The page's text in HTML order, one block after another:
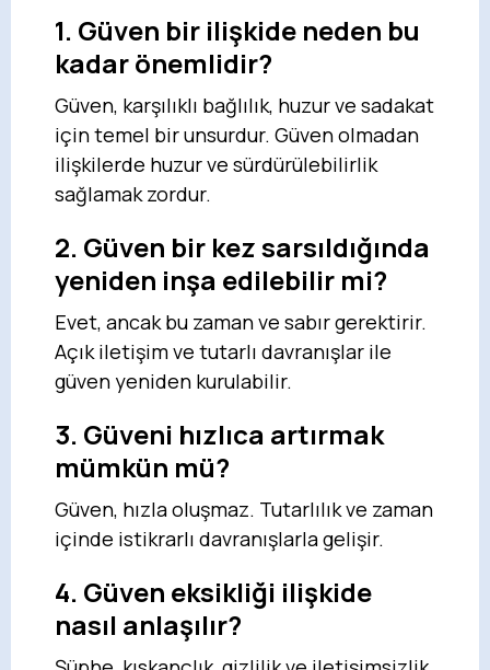
1. Güven bir ilişkide neden bu
kadar önemlidir?
Güven, karşılıklı bağlılık, huzur ve sadakat
için temel bir unsurdur. Güven olmadan
ilişkilerde huzur ve sürdürülebilirlik
sağlamak zordur.
2. Güven bir kez sarsıldığında
yeniden inşa edilebilir mi?
Evet, ancak bu zaman ve sabır gerektirir.
Açık iletişim ve tutarlı davranışlar ile
güven yeniden kurulabilir.
3. Güveni hızlıca artırmak
mümkün mü?
Güven, hızla oluşmaz. Tutarlılık ve zaman
içinde istikrarlı davranışlarla gelişir.
4. Güven eksikliği ilişkide
nasıl anlaşılır?